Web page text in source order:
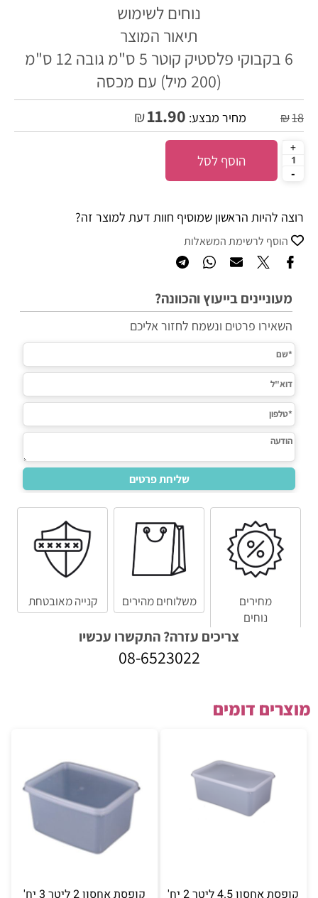
נוחים לשימוש
תיאור המוצר
6 בקבוקי פלסטיק קוטר 5 ס"מ גובה 12 ס"מ
(200 מיל) עם מכסה
₪18 מחיר מבצע: ₪11.90
הוסף לסל
רוצה להיות הראשון שמוסיף חוות דעת למוצר זה?
הוסף לרשימת המשאלות
מעוניינים בייעוץ והכוונה?
השאירו פרטים ונשמח לחזור אליכם
מחירים
נוחים
משלוחים מהירים קנייה מאובטחת
צריכים עזרה? התקשרו עכשיו
08-6523022
מוצרים דומים
קופסת אחסון 4.5 ליטר 2 יח' קופסת אחסון 2 ליטר 3 יח'